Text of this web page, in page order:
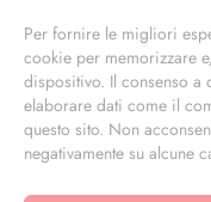
Per fornire le migliori
cookie per memorizzare
dispositivo. Il consenso a
elaborare dati come il
questo sito. Non
negativamente su alcune